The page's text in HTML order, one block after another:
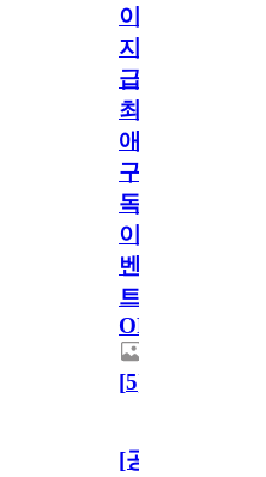
이
지
급!
최
애
구
독
이
벤
트
OPEN!
[5]
[공